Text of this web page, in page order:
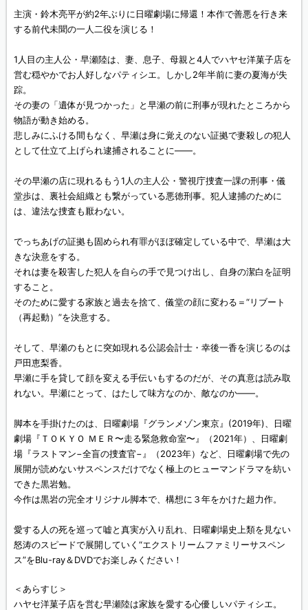
主演・鈴木亮平が約2年ぶりに日曜劇場に帰還！本作で善悪を行き来
する前代未聞の一人二役を演じる！
1人目の主人公・早瀬陸は、妻、息子、母親と4人でハヤセ洋菓子店を
営む穏やかでお人好しなパティシエ。しかし2年半前に妻の夏海が失
踪。
その妻の「遺体が見つかった」と早瀬の前に刑事が現れたところから
物語が動き始める。
悲しみにふける間もなく、早瀬は身に覚えのない証拠で妻殺しの犯人
として仕立て上げられ逮捕されることに——。
その早瀬の店に現れるもう1人の主人公・警視庁捜査一課の刑事・儀
堂歩は、裏社会組織とも繋がっている悪徳刑事。犯人逮捕のために
は、違法な捜査も厭わない。
でっちあげの証拠も固められ有罪がほぼ確定している中で、早瀬は大
きな決意をする。
それは妻を殺害した犯人を自らの手で見つけ出し、自身の潔白を証明
すること。
そのために愛する家族と過去を捨て、儀堂の顔に変わる＝“リブート
（再起動）”を決意する。
そして、早瀬のもとに突如現れる公認会計士・幸後一香を演じるのは
戸田恵梨香。
早瀬に手を貸して顔を変える手伝いもするのだが、その真意は読み取
れない。早瀬にとって、はたして味方なのか、敵なのか——。
脚本を手掛けたのは、日曜劇場『グランメゾン東京』(2019年)、日曜
劇場『ＴＯＫＹＯ ＭＥＲ〜走る緊急救命室〜』（2021年）、日曜劇
場『ラストマン−全盲の捜査官−』（2023年）など、日曜劇場で先の
展開が読めないサスペンスだけでなく極上のヒューマンドラマを紡い
できた黒岩勉。
今作は黒岩の完全オリジナル脚本で、構想に３年をかけた超力作。
愛する人の死を巡って嘘と真実が入り乱れ、日曜劇場史上類を見ない
怒涛のスピードで展開していく“エクストリームファミリーサスペン
ス”をBlu-ray＆DVDでお楽しみください！
＜あらすじ＞
ハヤセ洋菓子店を営む早瀬陸は家族を愛する心優しいパティシエ。